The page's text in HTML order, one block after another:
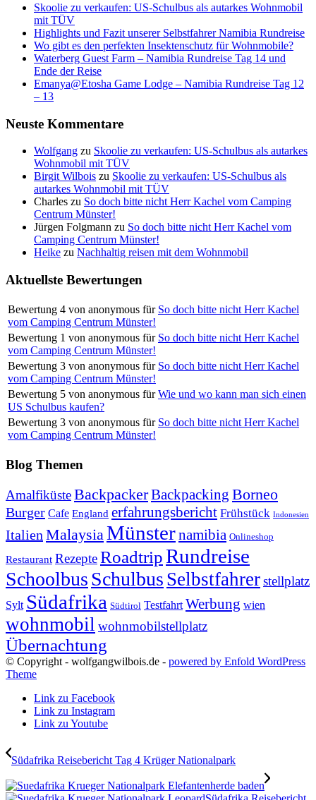
Skoolie zu verkaufen: US-Schulbus als autarkes Wohnmobil
mit TÜV
Highlights und Fazit unserer Selbstfahrer Namibia Rundreise
Wo gibt es den perfekten Insektenschutz für Wohnmobile?
Waterberg Guest Farm – Namibia Rundreise Tag 14 und
Ende der Reise
Emanya@Etosha Game Lodge – Namibia Rundreise Tag 12
– 13
Neuste Kommentare
Wolfgang zu Skoolie zu verkaufen: US-Schulbus als autarkes
Wohnmobil mit TÜV
Birgit Wilbois zu Skoolie zu verkaufen: US-Schulbus als
autarkes Wohnmobil mit TÜV
Charles zu So doch bitte nicht Herr Kachel vom Camping
Centrum Münster!
Jürgen Folgmann zu So doch bitte nicht Herr Kachel vom
Camping Centrum Münster!
Heike zu Nachhaltig reisen mit dem Wohnmobil
Aktuellste Bewertungen
Bewertung 4 von anonymous für So doch bitte nicht Herr Kachel
vom Camping Centrum Münster!
Bewertung 1 von anonymous für So doch bitte nicht Herr Kachel
vom Camping Centrum Münster!
Bewertung 3 von anonymous für So doch bitte nicht Herr Kachel
vom Camping Centrum Münster!
Bewertung 5 von anonymous für Wie und wo kann man sich einen
US Schulbus kaufen?
Bewertung 3 von anonymous für So doch bitte nicht Herr Kachel
vom Camping Centrum Münster!
Blog Themen
AmalfiküsteBackpackerBackpacking Borneo
Burger Cafe England erfahrungsbericht Frühstück Indonesien
Italien MalaysiaMünsternamibia Onlineshop
Restaurant RezepteRoadtripRundreise
SchoolbusSchulbus Selbstfahrerstellplatz
Sylt Südafrika Südtirol Testfahrt Werbung wien
wohnmobil wohnmobilstellplatz
Übernachtung
© Copyright - wolfgangwilbois.de - powered by Enfold WordPress
Theme
Link zu Facebook
Link zu Instagram
Link zu Youtube
Südafrika Reisebericht Tag 4 Krüger Nationalpark